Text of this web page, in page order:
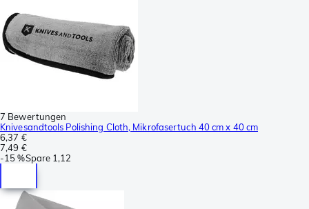
7 Bewertungen
Knivesandtools Polishing Cloth, Mikrofasertuch 40 cm x 40 cm
6,37 €
7,49 €
-15 %Spare 1,12